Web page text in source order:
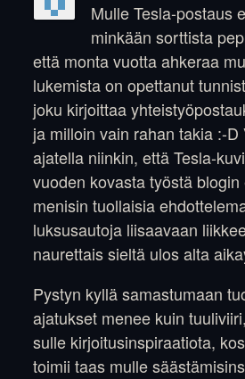
Mulle Tesla-postaus
minkään sorttista
että monta vuotta ahkeraa
lukemista on opettanut
joku kirjoittaa
ja milloin vain rahan takia :-D
ajatella niinkin, että Tesla-
vuoden kovasta työstä
menisin tuollaisia
luksusautoja liisaavaan
naurettais sieltä ulos alta
Pystyn kyllä samastumaan
ajatukset menee kuin
sulle kirjoitusinspiraatiota,
toimii taas mulle